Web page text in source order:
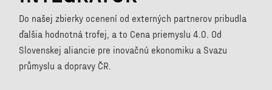
Do našej zbierky ocenení od externých partnerov pribudla
ďalšia hodnotná trofej, a to Cena priemyslu 4.0. Od
Slovenskej aliancie pre inovačnú ekonomiku a Svazu
průmyslu a dopravy ČR.